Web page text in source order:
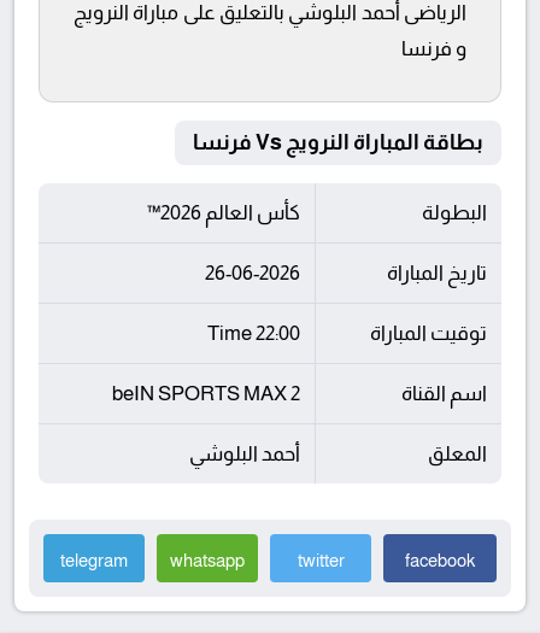
الرياضى أحمد البلوشي بالتعليق على مباراة النرويج
و فرنسا
بطاقة المباراة النرويج Vs فرنسا
البطولة كأس العالم 2026™
تاريخ المباراة 26-06-2026
توقيت المباراة 22:00 Time
اسم القناة beIN SPORTS MAX 2
المعلق أحمد البلوشي
facebook
twitter
whatsapp
telegram